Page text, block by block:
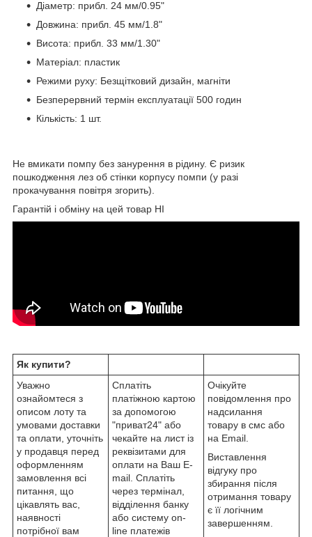
Діаметр: прибл. 24 мм/0.95"
Довжина: прибл. 45 мм/1.8"
Висота: прибл. 33 мм/1.30"
Матеріал: пластик
Режими руху: Безщітковий дизайн, магніти
Безперервний термін експлуатації 500 годин
Кількість: 1 шт.
Не вмикати помпу без занурення в рідину. Є ризик
пошкодження лез об стінки корпусу помпи (у разі
прокачування повітря згорить).
Гарантій і обміну на цей товар НІ
Як купити?
Уважно
ознайомтеся з
описом лоту та
умовами доставки
та оплати, уточніть
у продавця перед
оформленням
замовлення всі
питання, що
цікавлять вас,
наявності
потрібної вам
Сплатіть
платіжною картою
за допомогою
"приват24" або
чекайте на лист із
реквізитами для
оплати на Ваш E-
mail. Сплатіть
через термінал,
відділення банку
або систему on-
line платежів
Очікуйте
повідомлення про
надсилання
товару в смс або
на Email.
Виставлення
відгуку про
збирання після
отримання товару
є її логічним
завершенням.